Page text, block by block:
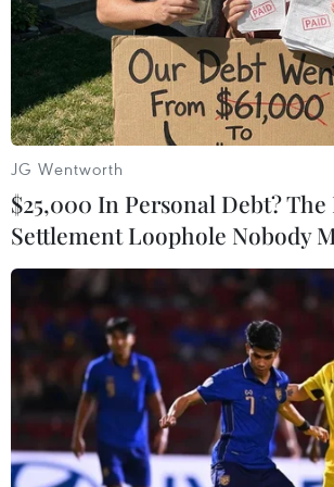
TIN LIÊN QUAN
JG Wentworth
$25,000 In Personal Debt? The
Settlement Loophole Nobody